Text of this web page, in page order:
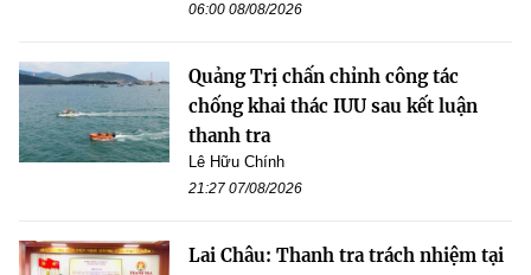
06:00 08/08/2026
Quảng Trị chấn chỉnh công tác
chống khai thác IUU sau kết luận
thanh tra
Lê Hữu Chính
21:27 07/08/2026
Lai Châu: Thanh tra trách nhiệm tại